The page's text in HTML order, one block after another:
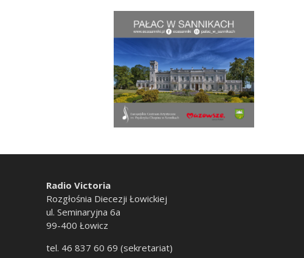
Radio Victoria
Rozgłośnia Diecezji Łowickiej
ul. Seminaryjna 6a
99-400 Łowicz
tel. 46 837 60 69 (sekretariat)